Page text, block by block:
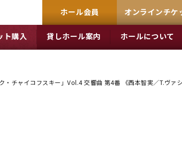
ホール会員 オンラインチケ
ト購入 貸しホール案内 ホールについて
・チャイコフスキー」Vol.4 交響曲 第4番 《西本智実／T.ヴァ